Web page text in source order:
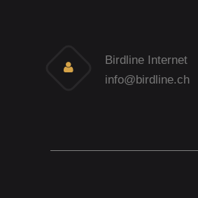
Birdline Internet
info@birdline.ch